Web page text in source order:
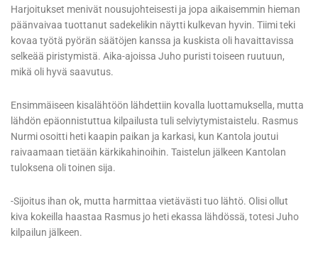
Harjoitukset menivät nousujohteisesti ja jopa aikaisemmin hieman
päänvaivaa tuottanut sadekelikin näytti kulkevan hyvin. Tiimi teki
kovaa työtä pyörän säätöjen kanssa ja kuskista oli havaittavissa
selkeää piristymistä. Aika-ajoissa Juho puristi toiseen ruutuun,
mikä oli hyvä saavutus.
Ensimmäiseen kisalähtöön lähdettiin kovalla luottamuksella, mutta
lähdön epäonnistuttua kilpailusta tuli selviytymistaistelu. Rasmus
Nurmi osoitti heti kaapin paikan ja karkasi, kun Kantola joutui
raivaamaan tietään kärkikahinoihin. Taistelun jälkeen Kantolan
tuloksena oli toinen sija.
-Sijoitus ihan ok, mutta harmittaa vietävästi tuo lähtö. Olisi ollut
kiva kokeilla haastaa Rasmus jo heti ekassa lähdössä, totesi Juho
kilpailun jälkeen.